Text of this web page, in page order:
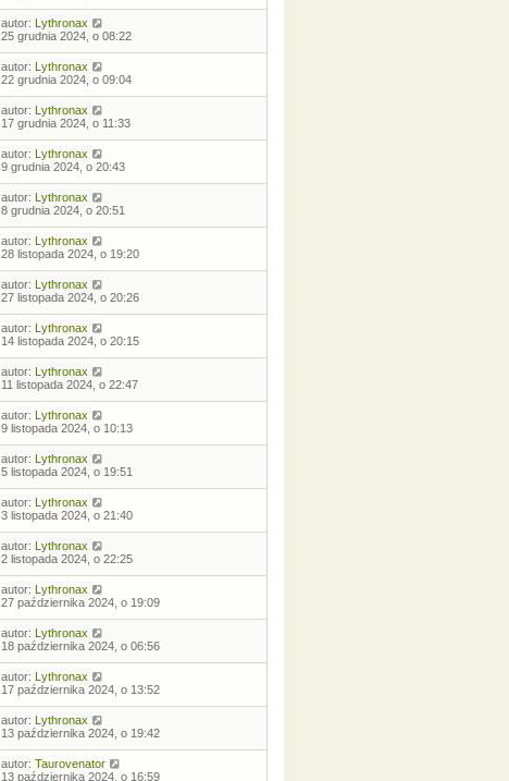
autor: Lythronax
25 grudnia 2024, o 08:22
autor: Lythronax
22 grudnia 2024, o 09:04
autor: Lythronax
17 grudnia 2024, o 11:33
autor: Lythronax
9 grudnia 2024, o 20:43
autor: Lythronax
8 grudnia 2024, o 20:51
autor: Lythronax
28 listopada 2024, o 19:20
autor: Lythronax
27 listopada 2024, o 20:26
autor: Lythronax
14 listopada 2024, o 20:15
autor: Lythronax
11 listopada 2024, o 22:47
autor: Lythronax
9 listopada 2024, o 10:13
autor: Lythronax
5 listopada 2024, o 19:51
autor: Lythronax
3 listopada 2024, o 21:40
autor: Lythronax
2 listopada 2024, o 22:25
autor: Lythronax
27 października 2024, o 19:09
autor: Lythronax
18 października 2024, o 06:56
autor: Lythronax
17 października 2024, o 13:52
autor: Lythronax
13 października 2024, o 19:42
autor: Taurovenator
13 października 2024, o 16:59